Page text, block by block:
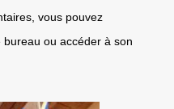
vous pouvez
bureau ou accéder à son